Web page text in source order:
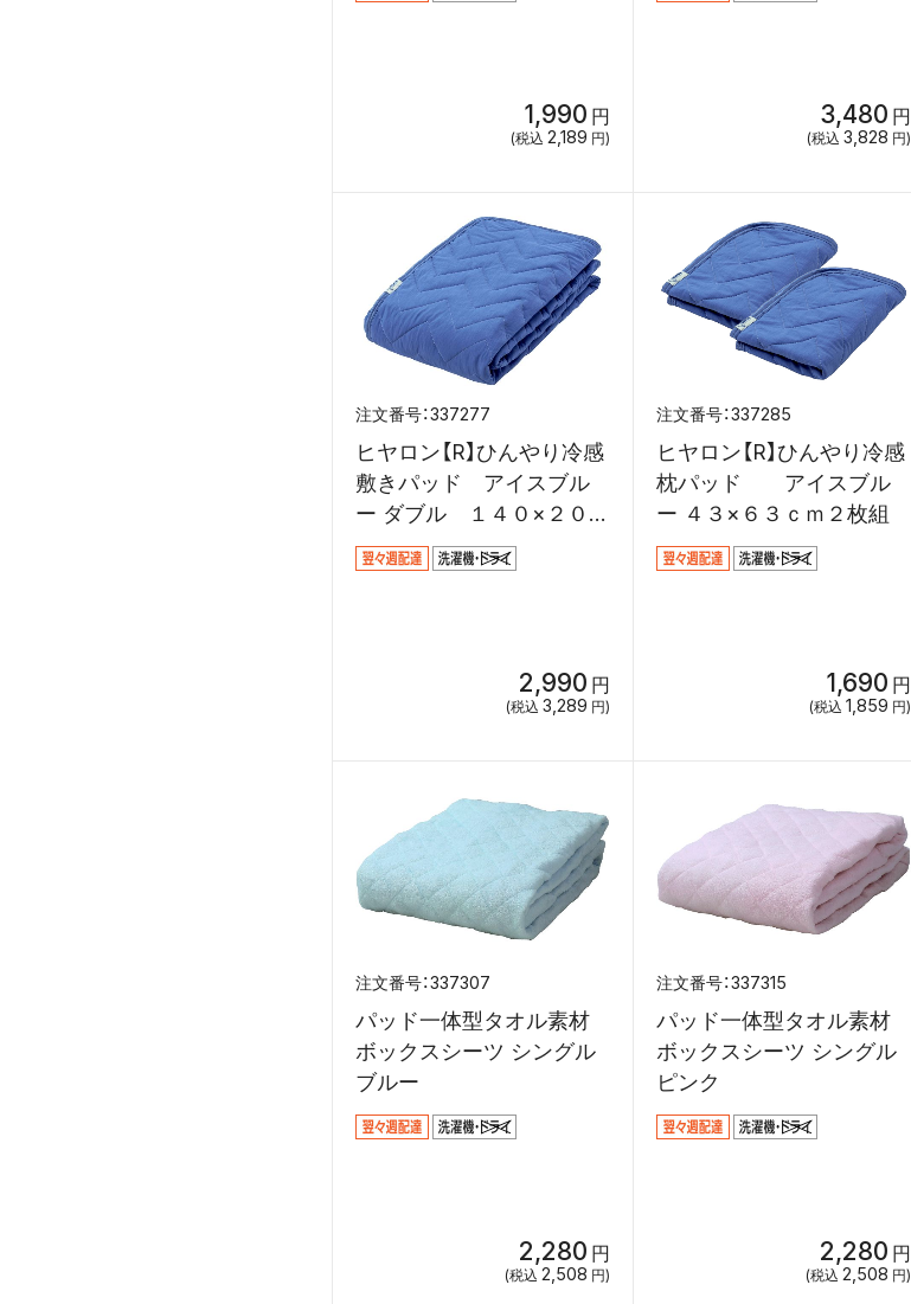
1,990 円
(税込 2,189 円)
3,480 円
(税込 3,828 円)
337277
ヒヤロン【R】ひんやり冷感
敷きパッド アイスブル
ー ダブル １４０×２０５
ｃｍ
2,990 円
(税込 3,289 円)
337285
ヒヤロン【R】ひんやり冷感
枕パッド アイスブル
ー ４３×６３ｃｍ２枚組
1,690 円
(税込 1,859 円)
337307
パッド一体型タオル素材
ボックスシーツ シングル
ブルー
2,280 円
(税込 2,508 円)
337315
パッド一体型タオル素材
ボックスシーツ シングル
ピンク
2,280 円
(税込 2,508 円)